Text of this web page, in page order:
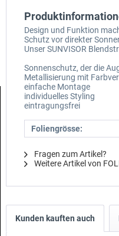
Design und Funktion
Schutz vor direkter
Unser SUNVISOR
Sonnenschutz, der die
Metallisierung mit
einfache Montage
individuelles Styling
eintragungsfrei
Foliengrösse:
Fragen zum Artikel?
Weitere Artikel von
Kunden kauften auch